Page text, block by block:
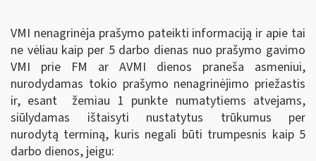
VMI nenagrinėja prašymo pateikti informaciją ir apie tai
ne vėliau kaip per 5 darbo dienas nuo prašymo gavimo
VMI prie FM ar AVMI dienos praneša asmeniui,
nurodydamas tokio prašymo nenagrinėjimo priežastis
ir, esant žemiau 1 punkte numatytiems atvejams,
siūlydamas ištaisyti nustatytus trūkumus per
nurodytą terminą, kuris negali būti trumpesnis kaip 5
darbo dienos, jeigu: